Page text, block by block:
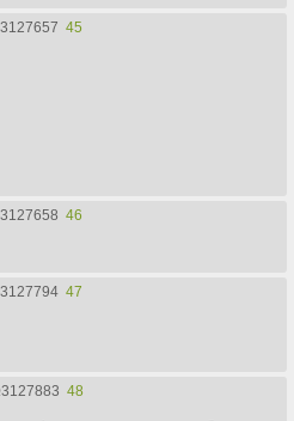
3127657 45
3127658 46
3127794 47
3127883 48